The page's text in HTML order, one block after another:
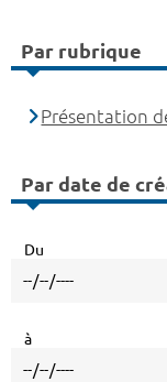
Par rubrique
Présentation
Par date de
Du
à